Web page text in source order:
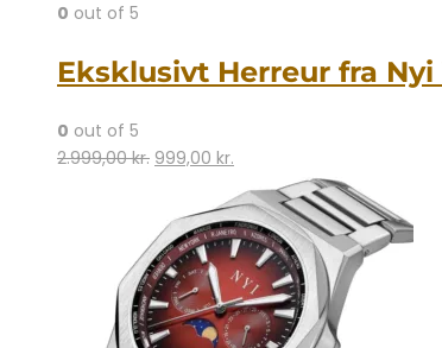
0 out of 5
Eksklusivt Herreur fra
0 out of 5
2.999,00kr. Den
pris
var:
2.999,00 kr..
999,00 kr.
aktuelle
pris
er:
999,00 kr..